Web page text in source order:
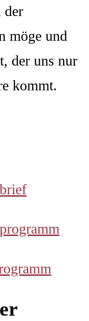
der
möge und
der uns nur
kommt.